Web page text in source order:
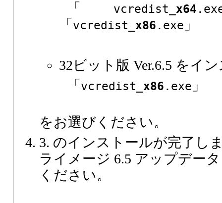
「
vcredist_ x64
「 vcredist_ x86 .exe 」
32ビット版 Ver.6.5 をイ
「 vcredist_ x86 .exe 」
をお選びください。
3. のインストールが完了し
ライメージ 6.5 アップデー
ください。